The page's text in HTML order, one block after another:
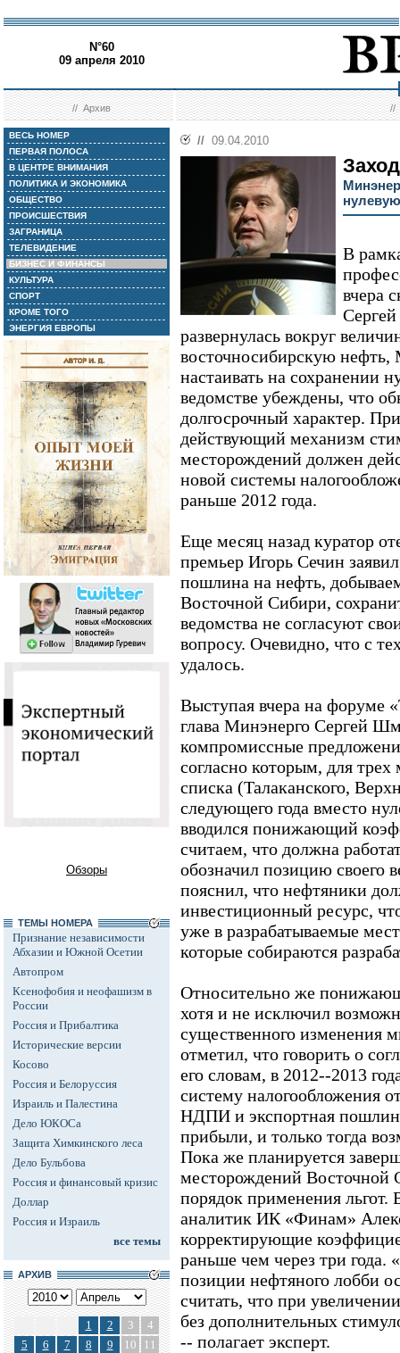
N°60
09 апреля 2010
//Архив //
ВЕСЬ НОМЕР
ПЕРВАЯ ПОЛОСА
В ЦЕНТРЕ ВНИМАНИЯ
ПОЛИТИКА И ЭКОНОМИКА
ОБЩЕСТВО
ПРОИСШЕСТВИЯ
ЗАГРАНИЦА
ТЕЛЕВИДЕНИЕ
БИЗНЕС И ФИНАНСЫ
КУЛЬТУРА
СПОРТ
КРОМЕ ТОГО
ЭНЕРГИЯ ЕВРОПЫ
Обзоры
ТЕМЫ НОМЕРА
Признание независимости
Абхазии и Южной Осетии
Автопром
Ксенофобия и неофашизм в
России
Россия и Прибалтика
Исторические версии
Косово
Россия и Белоруссия
Израиль и Палестина
Дело ЮКОСа
Защита Химкинского леса
Дело Бульбова
Россия и финансовый кризис
Доллар
Россия и Израиль
все темы
АРХИВ
1 2 3
4
5
6 7 8 9 10
11
// 09.04.2010
В
вчера
развернулась вокруг
восточносибирскую нефть,
настаивать на сохранении
ведомстве убеждены, что
долгосрочный характер.
действующий механизм
месторождений должен
новой системы
раньше 2012 года.
Еще месяц назад куратор
премьер Игорь Сечин
пошлина на нефть,
Восточной Сибири,
ведомства не согласуют
вопросу. Очевидно, что с
удалось.
Выступая вчера на форуме
глава Минэнерго Сергей
компромиссные
согласно которым, для
списка (Талаканского,
следующего года вместо
вводился понижающий
считаем, что должна
обозначил позицию своего
пояснил, что нефтяники
инвестиционный ресурс,
уже в разрабатываемые
которые собираются
Относительно же
хотя и не исключил
существенного изменения
отметил, что говорить о
его словам, в 2012--2013
систему налогообложения
НДПИ и экспортная
прибыли, и только тогда
Пока же планируется
месторождений Восточной
порядок применения льгот.
аналитик ИК «Финам»
корректирующие
раньше чем через три
позиции нефтяного лобби
считать, что при
без дополнительных
-- полагает эксперт.